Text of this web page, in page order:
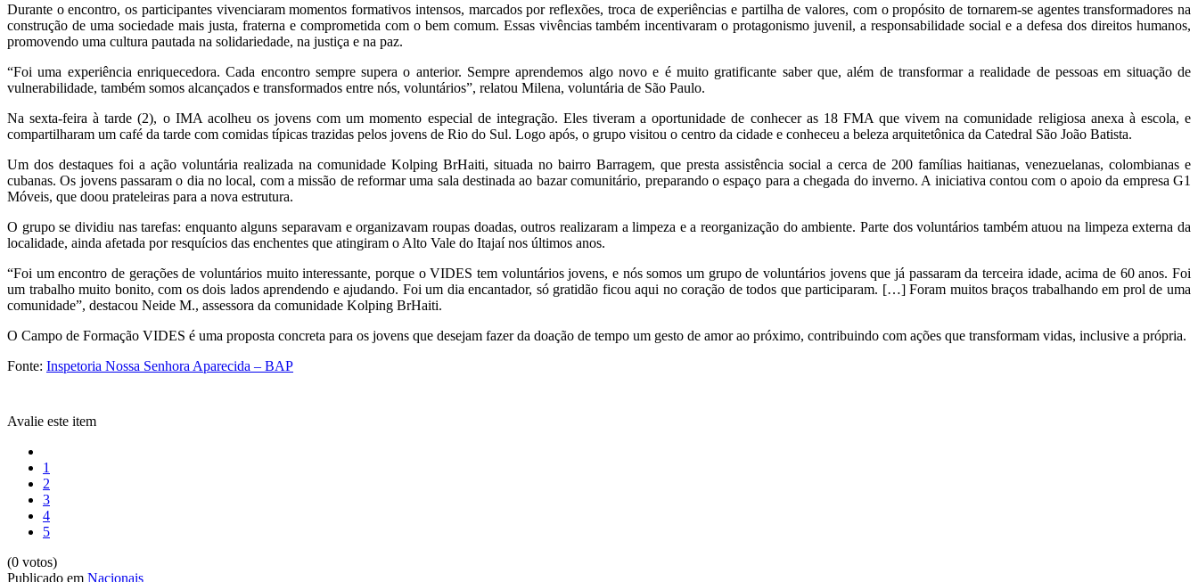
Durante o encontro, os participantes vivenciaram momentos formativos intensos, marcados por reflexões, troca de experiências e partilha de valores, com o propósito de tornarem-se agentes transformadores na
construção de uma sociedade mais justa, fraterna e comprometida com o bem comum. Essas vivências também incentivaram o protagonismo juvenil, a responsabilidade social e a defesa dos direitos humanos,
promovendo uma cultura pautada na solidariedade, na justiça e na paz.
“Foi uma experiência enriquecedora. Cada encontro sempre supera o anterior. Sempre aprendemos algo novo e é muito gratificante saber que, além de transformar a realidade de pessoas em situação de
vulnerabilidade, também somos alcançados e transformados entre nós, voluntários”, relatou Milena, voluntária de São Paulo.
Na sexta-feira à tarde (2), o IMA acolheu os jovens com um momento especial de integração. Eles tiveram a oportunidade de conhecer as 18 FMA que vivem na comunidade religiosa anexa à escola, e
compartilharam um café da tarde com comidas típicas trazidas pelos jovens de Rio do Sul. Logo após, o grupo visitou o centro da cidade e conheceu a beleza arquitetônica da Catedral São João Batista.
Um dos destaques foi a ação voluntária realizada na comunidade Kolping BrHaiti, situada no bairro Barragem, que presta assistência social a cerca de 200 famílias haitianas, venezuelanas, colombianas e
cubanas. Os jovens passaram o dia no local, com a missão de reformar uma sala destinada ao bazar comunitário, preparando o espaço para a chegada do inverno. A iniciativa contou com o apoio da empresa G1
Móveis, que doou prateleiras para a nova estrutura.
O grupo se dividiu nas tarefas: enquanto alguns separavam e organizavam roupas doadas, outros realizaram a limpeza e a reorganização do ambiente. Parte dos voluntários também atuou na limpeza externa da
localidade, ainda afetada por resquícios das enchentes que atingiram o Alto Vale do Itajaí nos últimos anos.
“Foi um encontro de gerações de voluntários muito interessante, porque o VIDES tem voluntários jovens, e nós somos um grupo de voluntários jovens que já passaram da terceira idade, acima de 60 anos. Foi
um trabalho muito bonito, com os dois lados aprendendo e ajudando. Foi um dia encantador, só gratidão ficou aqui no coração de todos que participaram. […] Foram muitos braços trabalhando em prol de uma
comunidade”, destacou Neide M., assessora da comunidade Kolping BrHaiti.
O Campo de Formação VIDES é uma proposta concreta para os jovens que desejam fazer da doação de tempo um gesto de amor ao próximo, contribuindo com ações que transformam vidas, inclusive a própria.
Fonte: Inspetoria Nossa Senhora Aparecida – BAP
Avalie este item
1
2
3
4
5
(0 votos)
Publicado em Nacionais